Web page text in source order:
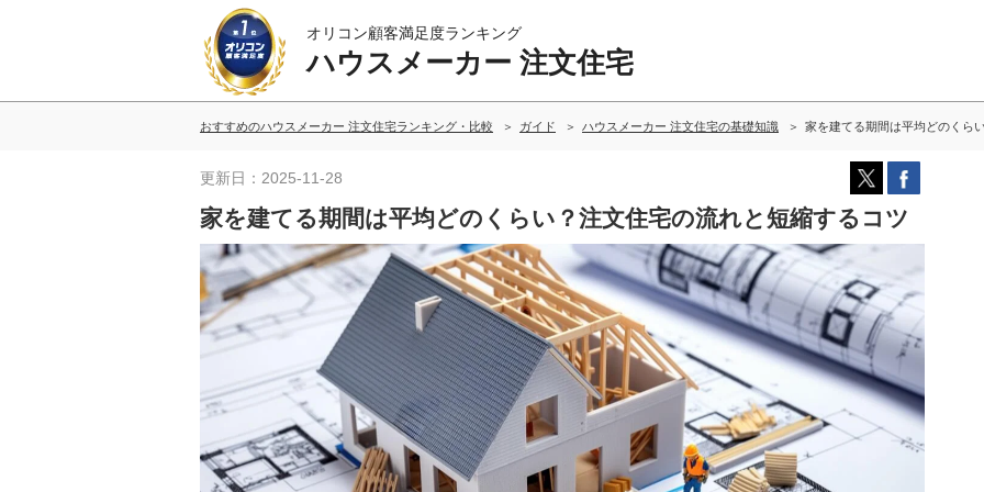
オリコン顧客満足度ランキング
ハウスメーカー 注文住宅
おすすめのハウスメーカー 注文住宅ランキング・比較 ガイド ハウスメーカー 注文住宅の基礎知識 家を建てる期間は平均どのくら
更新日：2025-11-28
家を建てる期間は平均どのくらい？注文住宅の流れと短縮するコツ